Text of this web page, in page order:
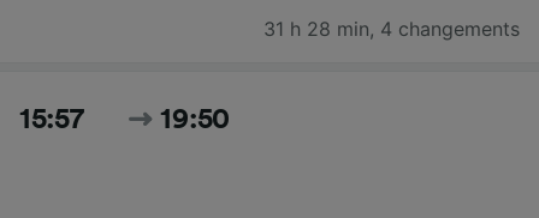
31 h 28 min, 4 changements
15:57 19:50